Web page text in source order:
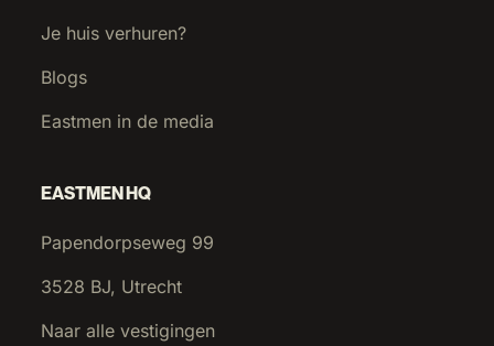
Je huis verhuren?
Blogs
Eastmen in de media
EASTMEN HQ
Papendorpseweg 99
3528 BJ, Utrecht
Naar alle vestigingen